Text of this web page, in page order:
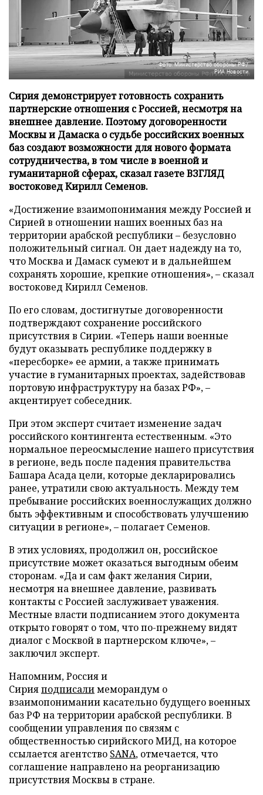
Фото: Министерство обороны РФ/
РИА Новости
Сирия демонстрирует готовность сохранить
партнерские отношения с Россией, несмотря на
внешнее давление. Поэтому договоренности
Москвы и Дамаска о судьбе российских военных
баз создают возможности для нового формата
сотрудничества, в том числе в военной и
гуманитарной сферах, сказал газете ВЗГЛЯД
востоковед Кирилл Семенов.
«Достижение взаимопонимания между Россией и
Сирией в отношении наших военных баз на
территории арабской республики – безусловно
положительный сигнал. Он дает надежду на то,
что Москва и Дамаск сумеют и в дальнейшем
сохранять хорошие, крепкие отношения», – сказал
востоковед Кирилл Семенов.
По его словам, достигнутые договоренности
подтверждают сохранение российского
присутствия в Сирии. «Теперь наши военные
будут оказывать республике поддержку в
«пересборке» ее армии, а также принимать
участие в гуманитарных проектах, задействовав
портовую инфраструктуру на базах РФ», –
акцентирует собеседник.
При этом эксперт считает изменение задач
российского контингента естественным. «Это
нормальное переосмысление нашего присутствия
в регионе, ведь после падения правительства
Башара Асада цели, которые декларировались
ранее, утратили свою актуальность. Между тем
пребывание российских военнослужащих должно
быть эффективным и способствовать улучшению
ситуации в регионе», – полагает Семенов.
В этих условиях, продолжил он, российское
присутствие может оказаться выгодным обеим
сторонам. «Да и сам факт желания Сирии,
несмотря на внешнее давление, развивать
контакты с Россией заслуживает уважения.
Местные власти подписанием этого документа
открыто говорят о том, что по-прежнему видят
диалог с Москвой в партнерском ключе», –
заключил эксперт.
Напомним, Россия и
Сирияподписалимеморандум о
взаимопонимании касательно будущего военных
баз РФ на территории арабской республики. В
сообщении управления по связям с
общественностью сирийского МИД, на которое
ссылается агентство SANA, отмечается, что
соглашение направлено на реорганизацию
присутствия Москвы в стране.